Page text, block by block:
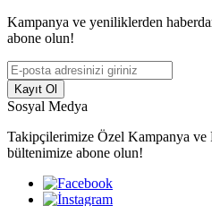
Kampanya ve yeniliklerden
abone olun!
Kayıt Ol
Sosyal Medya
Takipçilerimize Özel Kampanya ve
bültenimize abone olun!